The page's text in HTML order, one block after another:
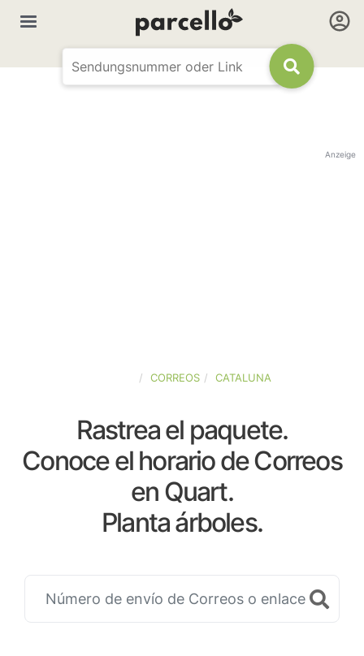
Anzeige
CORREOS CATALUNA
Rastrea el paquete.
Conoce el horario de Correos
en Quart.
Planta árboles.